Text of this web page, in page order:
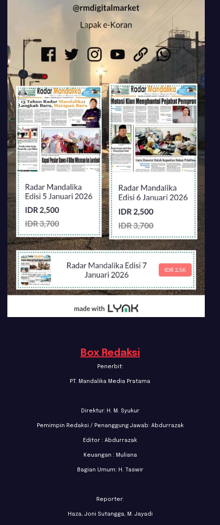
Box Redaksi
Penerbit:
PT. Mandalika Media Pratama
Direktur: H. M. Syukur
Pemimpin Redaksi / Penanggung Jawab: Abdurrazak
Editor : Abdurrazak
Keuangan : Muliana
Bagian Umum: H. Taswir
Reporter:
Haza, Joni Sutangga, M. Jayadi